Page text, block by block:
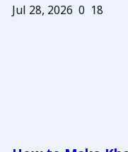
Jul 28, 2026 0 18